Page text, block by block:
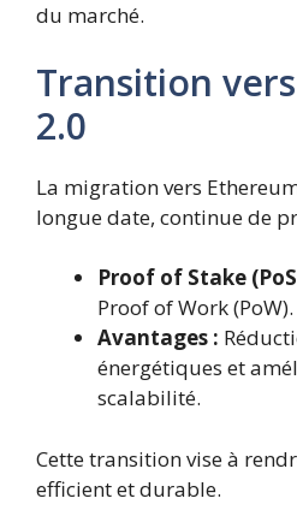
du marché.
Transition
2.0
La migration vers
longue date, continue de
Proof of Stake
Proof of Work (PoW).
Avantages :
énergétiques et
scalabilité.
Cette transition vise à
efficient et durable.